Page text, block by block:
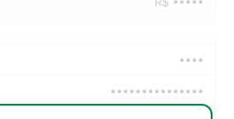
••••
•••••••••••••••